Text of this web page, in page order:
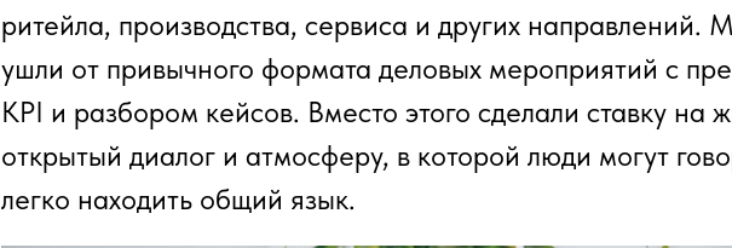
ритейла, производства, сервиса и других направлений.
ушли от привычного формата деловых мероприятий с
KPI и разбором кейсов. Вместо этого сделали ставку на
открытый диалог и атмосферу, в которой люди могут
легко находить общий язык.